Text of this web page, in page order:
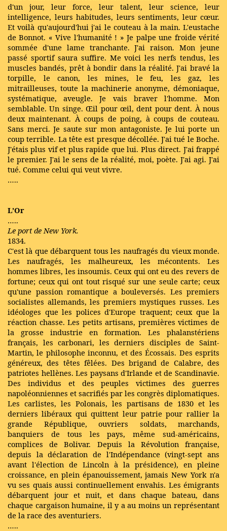
d'un jour, leur force, leur talent, leur science, leur
intelligence, leurs habitudes, leurs sentiments, leur cœur.
Et voilà qu'aujourd'hui j'ai le couteau à la main. L'eustache
de Bonnot. « Vive l'humanité ! » Je palpe une froide vérité
sommée d'une lame tranchante. J'ai raison. Mon jeune
passé sportif saura suffire. Me voici les nerfs tendus, les
muscles bandés, prêt à bondir dans la réalité. J'ai bravé la
torpille, le canon, les mines, le feu, les gaz, les
mitrailleuses, toute la machinerie anonyme, démoniaque,
systématique, aveugle. Je vais braver l'homme. Mon
semblable. Un singe. Œil pour œil, dent pour dent. À nous
deux maintenant. À coups de poing, à coups de couteau.
Sans merci. Je saute sur mon antagoniste. Je lui porte un
coup terrible. La tête est presque décollée. J'ai tué le Boche.
J'étais plus vif et plus rapide que lui. Plus direct. J'ai frappé
le premier. J'ai le sens de la réalité, moi, poète. J'ai agi. J'ai
tué. Comme celui qui veut vivre.
…..
L’Or
…..
Le port de New York.
1834.
C'est là que débarquent tous les naufragés du vieux monde.
Les naufragés, les malheureux, les mécontents. Les
hommes libres, les insoumis. Ceux qui ont eu des revers de
fortune; ceux qui ont tout risqué sur une seule carte; ceux
qu'une passion romantique a bouleversés. Les premiers
socialistes allemands, les premiers mystiques russes. Les
idéologes que les polices d'Europe traquent; ceux que la
réaction chasse. Les petits artisans, premières victimes de
la grosse industrie en formation. Les phalanstériens
français, les carbonari, les derniers disciples de Saint-
Martin, le philosophe inconnu, et des Écossais. Des esprits
généreux, des têtes fêlées. Des brigand de Calabre, des
patriotes hellènes. Les paysans d'Irlande et de Scandinavie.
Des individus et des peuples victimes des guerres
napoléonniennes et sacrifiés par les congrès diplomatiques.
Les carlistes, les Polonais, les partisans de 1830 et les
derniers libéraux qui quittent leur patrie pour rallier la
grande République, ouvriers soldats, marchands,
banquiers de tous les pays, même sud-américains,
complices de Bolivar. Depuis la Révolution française,
depuis la déclaration de l'Indépendance (vingt-sept ans
avant l'élection de Lincoln à la présidence), en pleine
croissance, en plein épanouissement, jamais New York n'a
vu ses quais aussi continuellement envahis. Les émigrants
débarquent jour et nuit, et dans chaque bateau, dans
chaque cargaison humaine, il y a au moins un représentant
de la race des aventuriers.
…..